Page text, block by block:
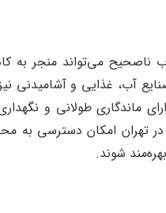
ناصحیح می‌تواند منجر
غذایی و آشامیدنی نیز
ماندگاری طولانی و
در تهران امکان دسترسی
شوند.